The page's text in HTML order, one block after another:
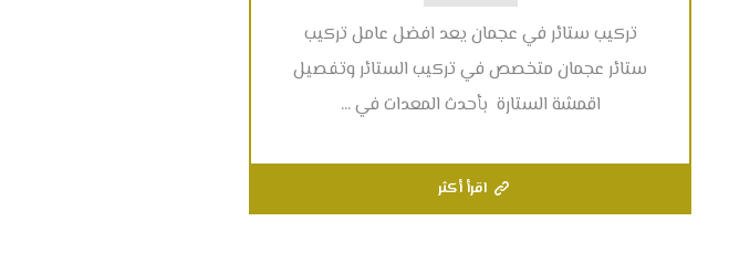
تركيب ستائر في عجمان يعد افضل عامل تركيب
ستائر عجمان متخصص في تركيب الستائر وتفصيل
اقمشة الستارة بأحدث المعدات في ...
اقرأ أكثر